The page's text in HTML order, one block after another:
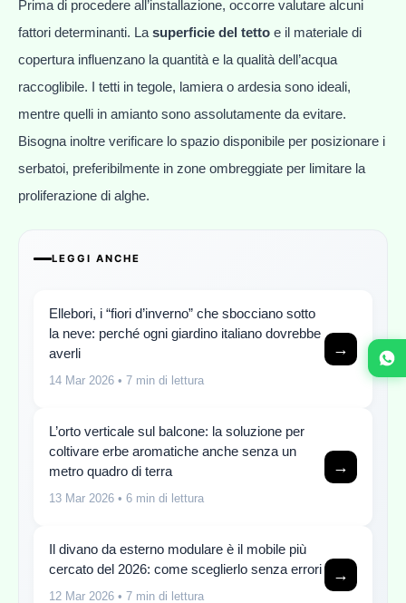
Prima di procedere all’installazione, occorre valutare alcuni
fattori determinanti. La superficie del tetto e il materiale di
copertura influenzano la quantità e la qualità dell’acqua
raccoglibile. I tetti in tegole, lamiera o ardesia sono ideali,
mentre quelli in amianto sono assolutamente da evitare.
Bisogna inoltre verificare lo spazio disponibile per posizionare i
serbatoi, preferibilmente in zone ombreggiate per limitare la
proliferazione di alghe.
LEGGI ANCHE
Ellebori, i “fiori d’inverno” che sbocciano sotto
la neve: perché ogni giardino italiano dovrebbe
averli
14 Mar 2026 • 7 min di lettura
→
L’orto verticale sul balcone: la soluzione per
coltivare erbe aromatiche anche senza un
metro quadro di terra
13 Mar 2026 • 6 min di lettura
→
Il divano da esterno modulare è il mobile più
cercato del 2026: come sceglierlo senza errori
12 Mar 2026 • 7 min di lettura
→